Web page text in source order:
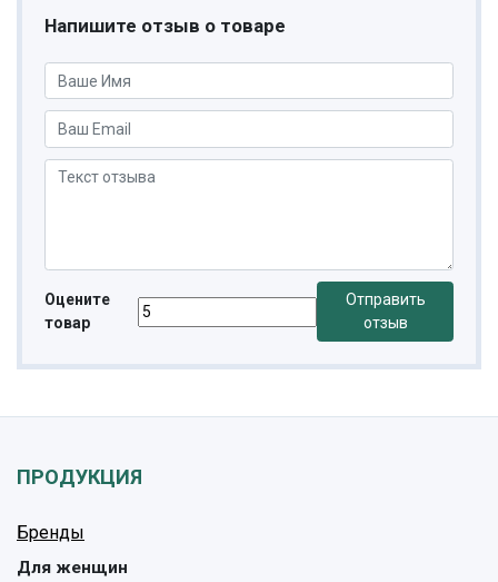
Напишите отзыв о товаре
Оцените
товар
Отправить
отзыв
ПРОДУКЦИЯ
Бренды
Для женщин